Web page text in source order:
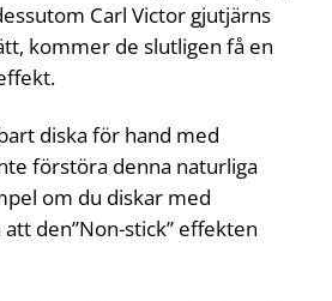
Carl Victor gjutjärns
kommer de slutligen få en
diska för hand med
förstöra denna naturliga
om du diskar med
den”Non-stick” effekten